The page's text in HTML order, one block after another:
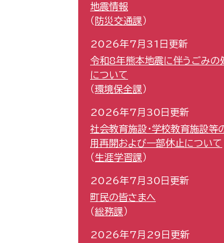
地震情報
防災交通課
2026年7月31日更新
令和8年熊本地震に伴うごみの
について
環境保全課
2026年7月30日更新
社会教育施設・学校教育施設等
用再開および一部休止について
生涯学習課
2026年7月30日更新
町民の皆さまへ
総務課
2026年7月29日更新